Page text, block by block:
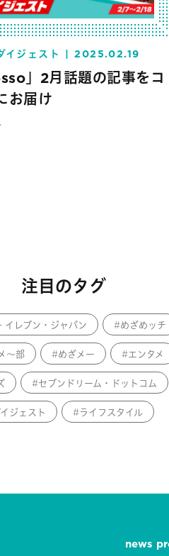
ジェスト 2025.02.19
」2月話題の記事をコ
お届け
注目のタグ
レブン・ジャパン めざめッチ
～部 めざメー エンタメ
セブンドリーム・ドットコム
ジェスト ライフスタイル
news